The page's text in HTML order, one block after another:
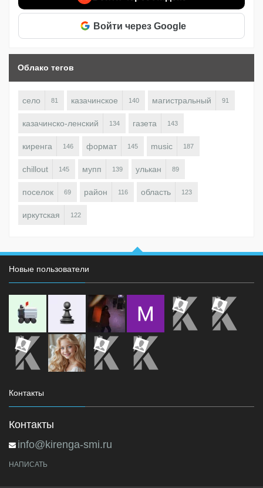
Войти через Google
Облако тегов
село 81 казачинское 140 магистральный 91
казачинско-ленский 134 газета 143
киренга 146 формат 145 music 187
chillout 145 мупп 139 улькан 89
поселок 69 район 116 область 123
иркутская 122
Новые пользователи
Контакты
Контакты
info@kirenga-smi.ru
НАПИСАТЬ